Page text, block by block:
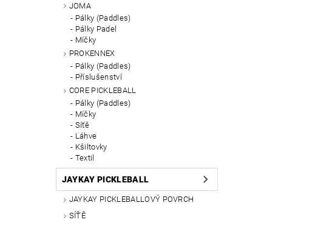
JOMA
Pálky (Paddles)
Pálky Padel
Míčky
PROKENNEX
Pálky (Paddles)
Příslušenství
CORE PICKLEBALL
Pálky (Paddles)
Míčky
Síťě
Láhve
Kšiltovky
Textil
JAYKAY PICKLEBALL
JAYKAY PICKLEBALLOVÝ POVRCH
SÍŤĚ